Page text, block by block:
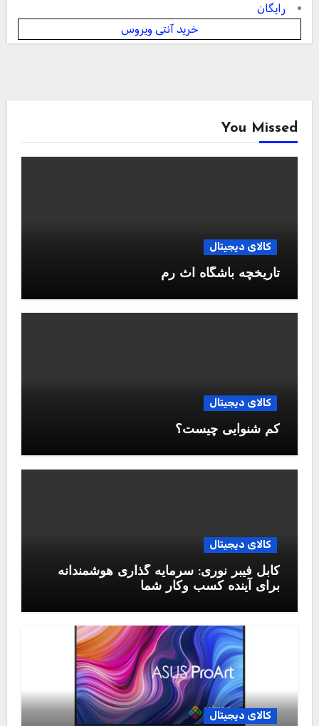
رایگان
خرید آنتی ویروس
You Missed
کالای دیجیتال
تاریخچه باشگاه آث رم
کالای دیجیتال
کم شنوایی چیست؟
کالای دیجیتال
کابل فیبر نوری: سرمایه گذاری هوشمندانه
برای آینده کسب وکار شما
کالای دیجیتال